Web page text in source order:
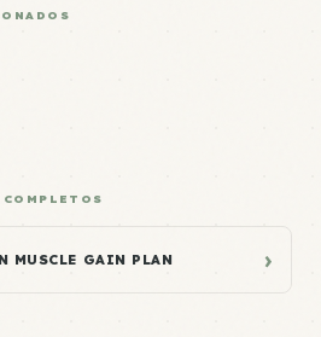
MUSCLE GAIN PLAN ›